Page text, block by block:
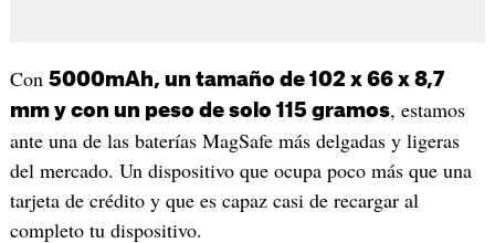
Con 5000mAh, un tamaño de 102 x 66 x 8,7
mm y con un peso de solo 115 gramos, estamos
ante una de las baterías MagSafe más delgadas y ligeras
del mercado. Un dispositivo que ocupa poco más que una
tarjeta de crédito y que es capaz casi de recargar al
completo tu dispositivo.